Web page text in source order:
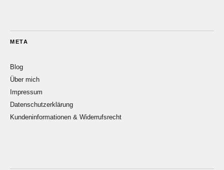
META
Blog
Über mich
Impressum
Datenschutzerklärung
Kundeninformationen & Widerrufsrecht